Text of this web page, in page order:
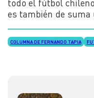
todo el fútbol
es también de suma
COLUMNA DE FERNANDO TAPIA